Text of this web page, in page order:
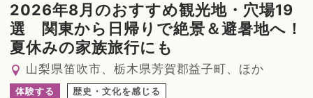
2026年8月のおすすめ観光地・穴場19
選 関東から日帰りで絶景＆避暑地へ！
夏休みの家族旅行にも
山梨県笛吹市、栃木県芳賀郡益子町、ほか
体験する 歴史・文化を感じる